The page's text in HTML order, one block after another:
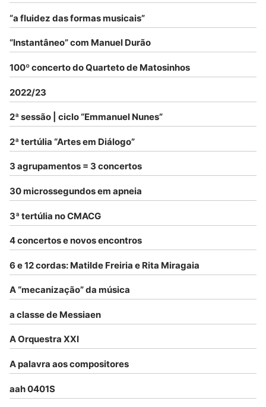
“a fluidez das formas musicais”
“Instantâneo” com Manuel Durão
100º concerto do Quarteto de Matosinhos
2022/23
2ª sessão | ciclo “Emmanuel Nunes”
2ª tertúlia “Artes em Diálogo”
3 agrupamentos = 3 concertos
30 microssegundos em apneia
3ª tertúlia no CMACG
4 concertos e novos encontros
6 e 12 cordas: Matilde Freiria e Rita Miragaia
A “mecanização” da música
a classe de Messiaen
A Orquestra XXI
A palavra aos compositores
aah 0401S